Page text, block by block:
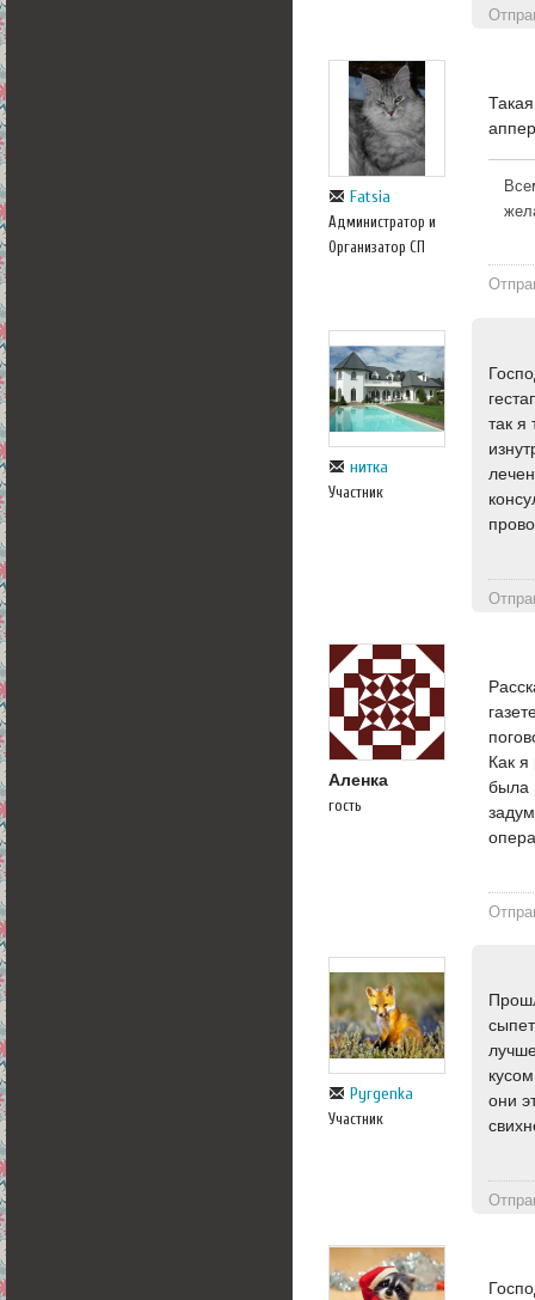
Fatsia
Администратор и
Организатор СП
нитка
Участник
так я
Аленка
гость
Как я
была
Pyrgenka
Участник
они